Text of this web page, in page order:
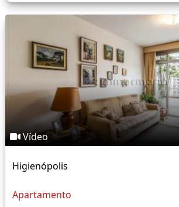
Vídeo
Higienópolis
Apartamento